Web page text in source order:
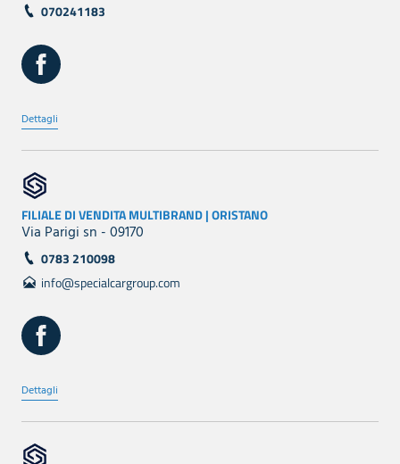
070241183
Dettagli
FILIALE DI VENDITA MULTIBRAND | ORISTANO
Via Parigi sn - 09170
0783 210098
info@specialcargroup.com
Dettagli